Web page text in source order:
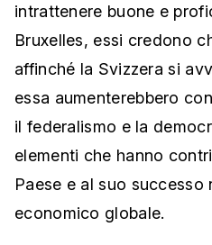
intrattenere buone e
Bruxelles, essi credono
affinché la Svizzera si
essa aumenterebbero
il federalismo e la
elementi che hanno
Paese e al suo successo
economico globale.